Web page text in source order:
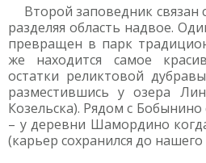
Второй заповедник
разделяя область надвое.
превращен в парк
же находится самое
остатки реликтовой
разместившись у озера
Козельска). Рядом с
– у деревни Шамордино
(карьер сохранился до